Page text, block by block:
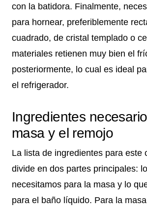
con la batidora. Finalmente,
para hornear, preferiblemente
cuadrado, de cristal templado o
materiales retienen muy bien el
posteriormente, lo cual es ideal
el refrigerador.
Ingredientes
masa y el remojo
La lista de ingredientes para este
divide en dos partes principales:
necesitamos para la masa y lo
para el baño líquido. Para la